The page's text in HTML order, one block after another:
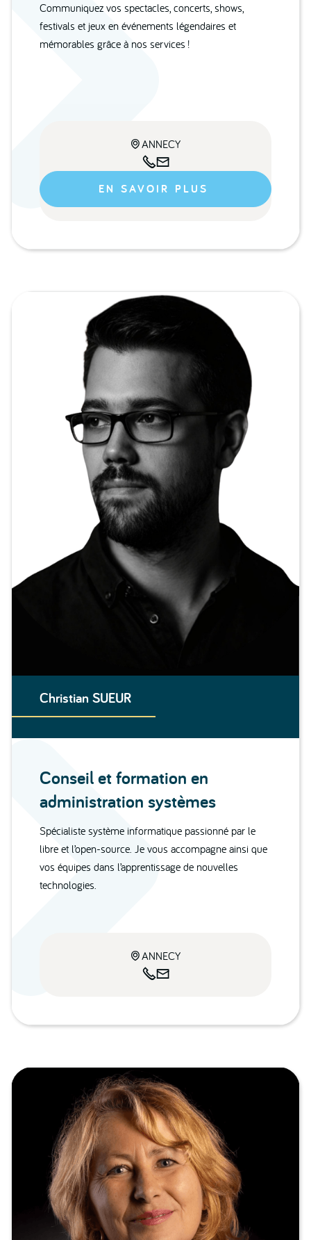
Communiquez vos spectacles, concerts, shows,
festivals et jeux en événements légendaires et
mémorables grâce à nos services !
ANNECY

EN SAVOIR PLUS
Christian SUEUR
Conseil et formation en
administration systèmes
Spécialiste système informatique passionné par le
libre et l’open-source. Je vous accompagne ainsi que
vos équipes dans l’apprentissage de nouvelles
technologies.
ANNECY
